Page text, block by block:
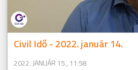
Civil Idő - 2022. január 14.
2022. JANUÁR 15., 11:58